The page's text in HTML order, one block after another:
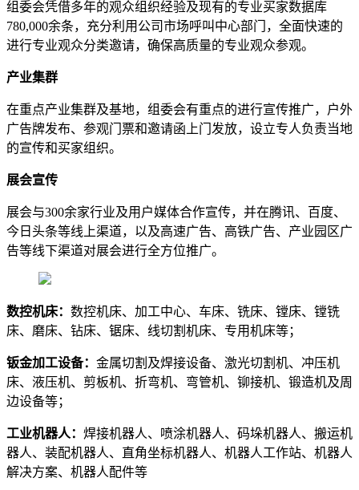
组委会凭借多年的观众组织经验及现有的专业买家数据库
780,000余条，充分利用公司市场呼叫中心部门，全面快速的
进行专业观众分类邀请，确保高质量的专业观众参观。
产业集群
在重点产业集群及基地，组委会有重点的进行宣传推广，户外
广告牌发布、参观门票和邀请函上门发放，设立专人负责当地
的宣传和买家组织。
展会宣传
展会与300余家行业及用户媒体合作宣传，并在腾讯、百度、
今日头条等线上渠道，以及高速广告、高铁广告、产业园区广
告等线下渠道对展会进行全方位推广。
数控机床： 数控机床、加工中心、车床、铣床、镗床、镗铣
床、磨床、钻床、锯床、线切割机床、专用机床等；
钣金加工设备： 金属切割及焊接设备、激光切割机、冲压机
床、液压机、剪板机、折弯机、弯管机、铆接机、锻造机及周
边设备等；
工业机器人： 焊接机器人、喷涂机器人、码垛机器人、搬运机
器人、装配机器人、直角坐标机器人、机器人工作站、机器人
解决方案、机器人配件等